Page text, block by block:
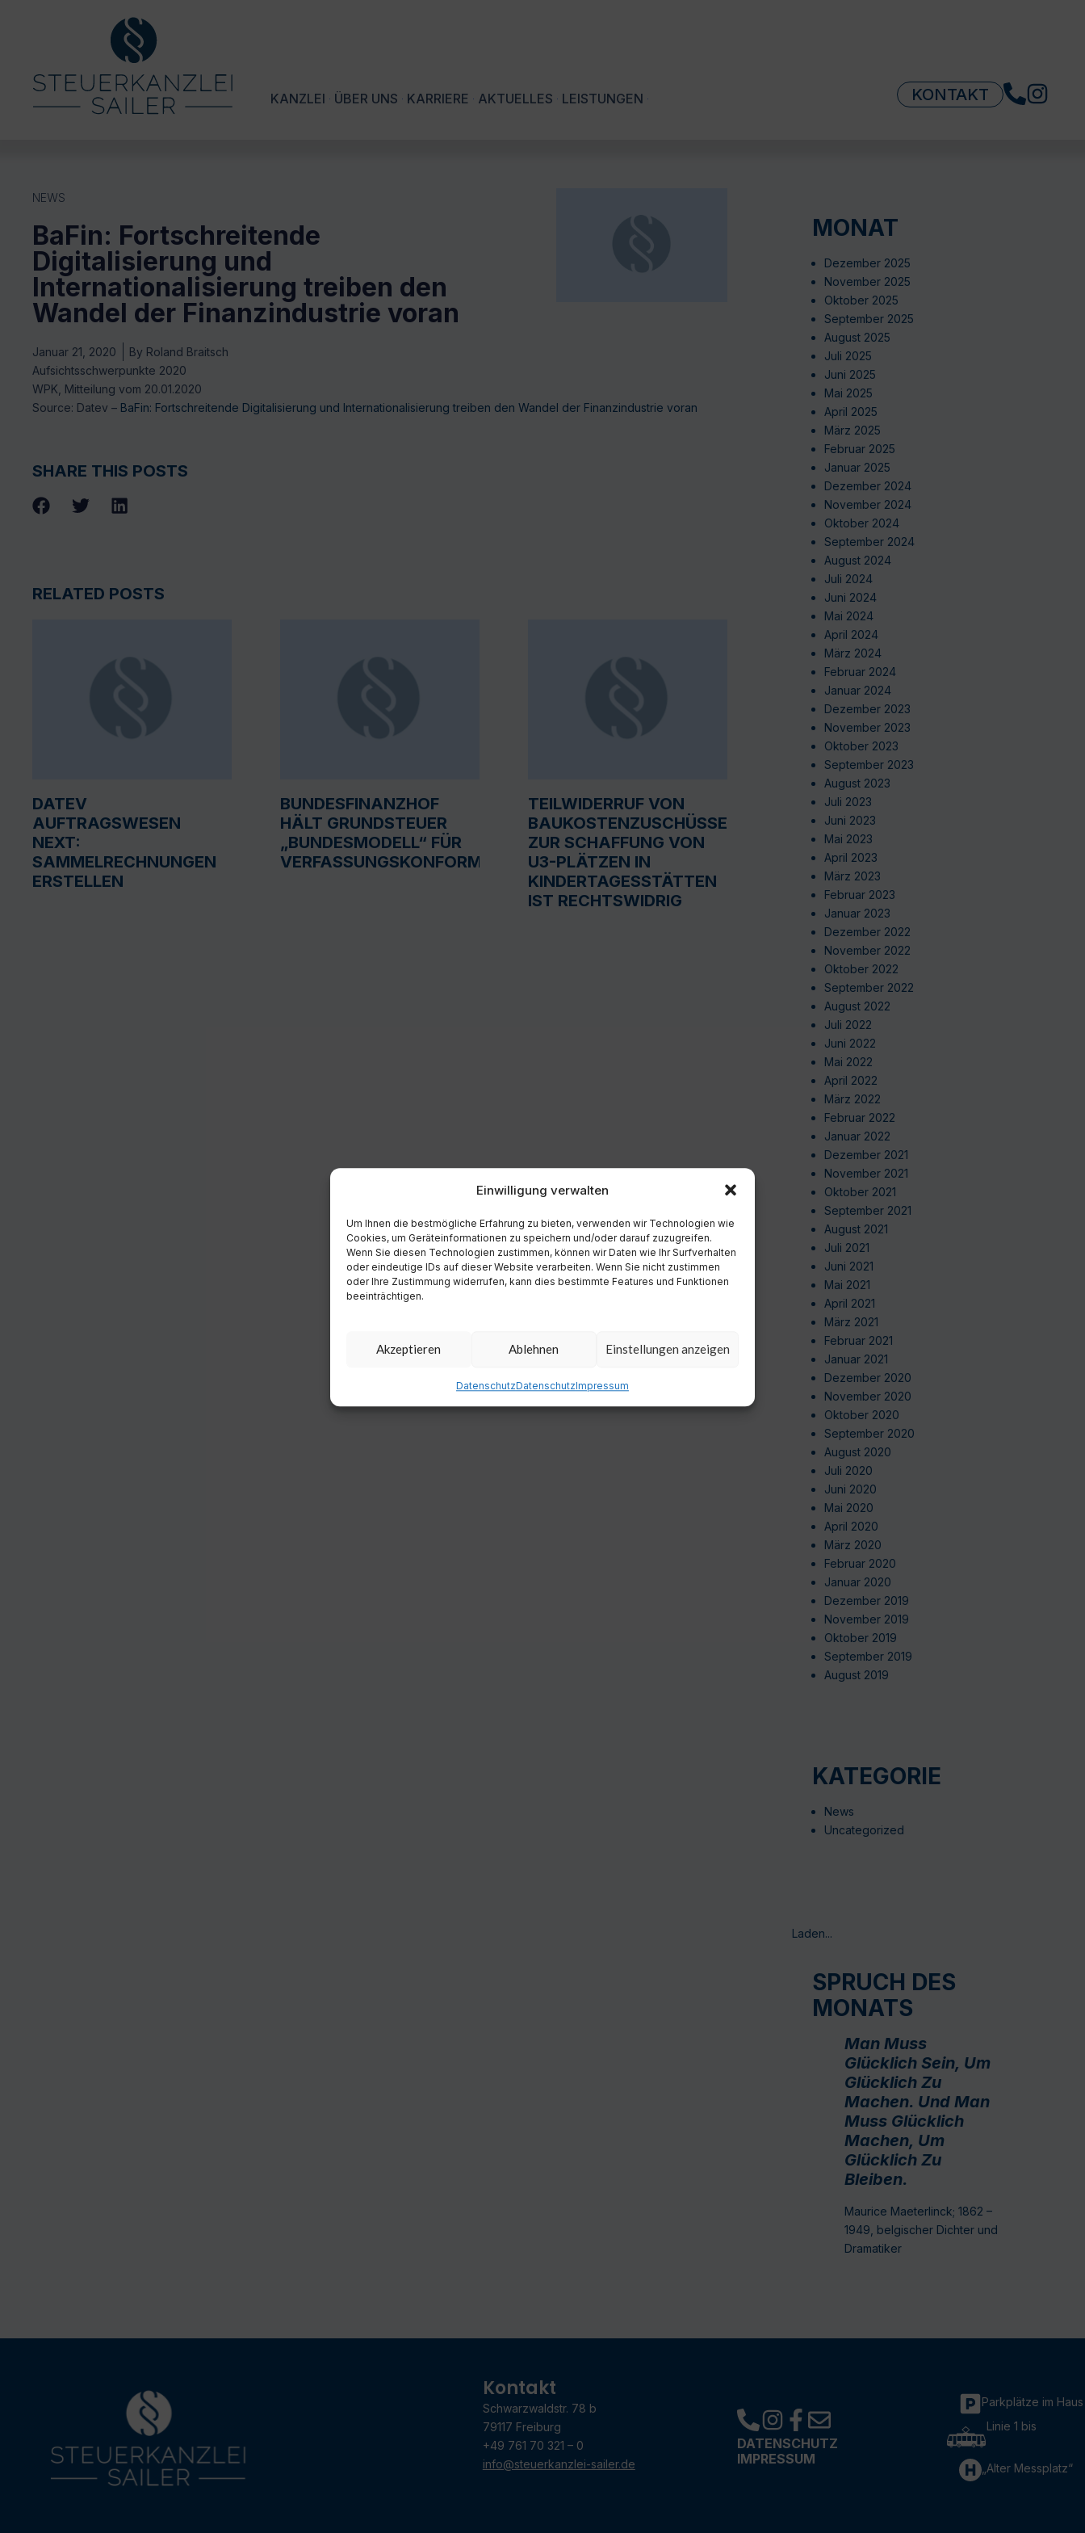
Einwilligung verwalten
Um Ihnen die bestmögliche Erfahrung zu bieten, verwenden wir Technologien wie
Cookies, um Geräteinformationen zu speichern und/oder darauf zuzugreifen.
Wenn Sie diesen Technologien zustimmen, können wir Daten wie Ihr Surfverhalten
oder eindeutige IDs auf dieser Website verarbeiten. Wenn Sie nicht zustimmen
oder Ihre Zustimmung widerrufen, kann dies bestimmte Features und Funktionen
beeinträchtigen.
Akzeptieren Ablehnen Einstellungen anzeigen
DatenschutzDatenschutzImpressum
KANZLEI ÜBER UNS KARRIERE AKTUELLES LEISTUNGEN KONTAKT
NEWS
BaFin: Fortschreitende
Digitalisierung und
Internationalisierung treiben den
Wandel der Finanzindustrie voran
Januar 21, 2020 By Roland Braitsch
Aufsichtsschwerpunkte 2020
WPK, Mitteilung vom 20.01.2020
Source: Datev – BaFin: Fortschreitende Digitalisierung und Internationalisierung treiben den Wandel der Finanzindustrie voran
SHARE THIS POSTS
RELATED POSTS
DATEV
AUFTRAGSWESEN
NEXT:
SAMMELRECHNUNGEN
ERSTELLEN
BUNDESFINANZHOF
HÄLT GRUNDSTEUER
„BUNDESMODELL“ FÜR
VERFASSUNGSKONFORM
TEILWIDERRUF VON
BAUKOSTENZUSCHÜSSEN
ZUR SCHAFFUNG VON
U3-PLÄTZEN IN
KINDERTAGESSTÄTTEN
IST RECHTSWIDRIG
MONAT
Dezember 2025
November 2025
Oktober 2025
September 2025
August 2025
Juli 2025
Juni 2025
Mai 2025
April 2025
März 2025
Februar 2025
Januar 2025
Dezember 2024
November 2024
Oktober 2024
September 2024
August 2024
Juli 2024
Juni 2024
Mai 2024
April 2024
März 2024
Februar 2024
Januar 2024
Dezember 2023
November 2023
Oktober 2023
September 2023
August 2023
Juli 2023
Juni 2023
Mai 2023
April 2023
März 2023
Februar 2023
Januar 2023
Dezember 2022
November 2022
Oktober 2022
September 2022
August 2022
Juli 2022
Juni 2022
Mai 2022
April 2022
März 2022
Februar 2022
Januar 2022
Dezember 2021
November 2021
Oktober 2021
September 2021
August 2021
Juli 2021
Juni 2021
Mai 2021
April 2021
März 2021
Februar 2021
Januar 2021
Dezember 2020
November 2020
Oktober 2020
September 2020
August 2020
Juli 2020
Juni 2020
Mai 2020
April 2020
März 2020
Februar 2020
Januar 2020
Dezember 2019
November 2019
Oktober 2019
September 2019
August 2019
KATEGORIE
News
Uncategorized
Laden...
SPRUCH DES
MONATS
Man Muss
Glücklich Sein, Um
Glücklich Zu
Machen. Und Man
Muss Glücklich
Machen, Um
Glücklich Zu
Bleiben.
Maurice Maeterlinck; 1862 –
1949, belgischer Dichter und
Dramatiker
Kontakt
Schwarzwaldstr. 78 b
79117 Freiburg
+49 761 70 321 – 0
info@steuerkanzlei-sailer.de
DATENSCHUTZ
IMPRESSUM
Parkplätze im Haus
Linie 1 bis
„Alter Messplatz“